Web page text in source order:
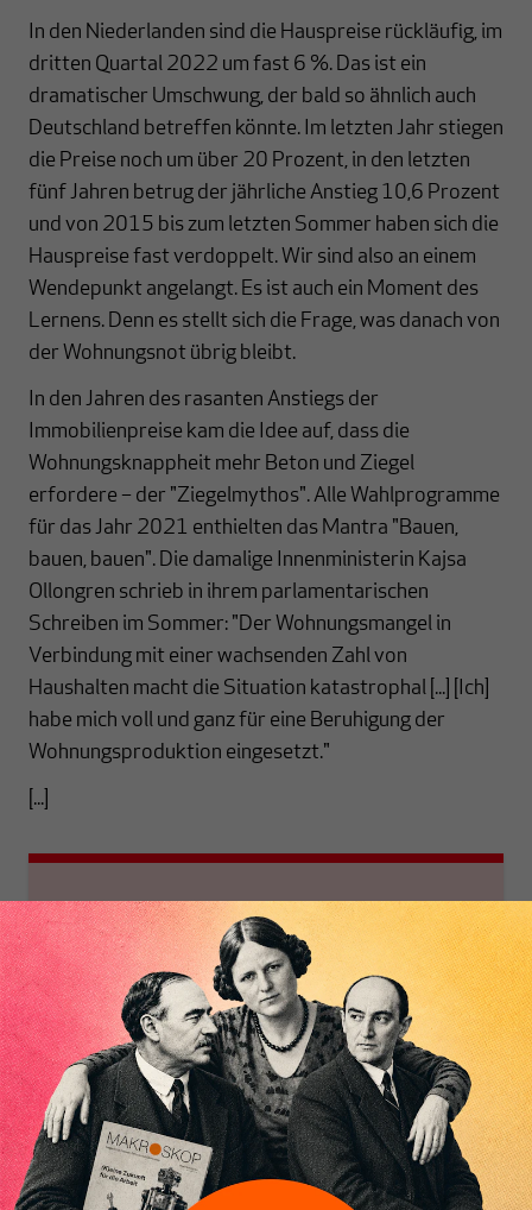
Inhaltsverzeichnis
In den Niederlanden sind die Hauspreise rückläufig, im
dritten Quartal 2022 um fast 6 %. Das ist ein
dramatischer Umschwung, der bald so ähnlich auch
Deutschland betreffen könnte. Im letzten Jahr stiegen
die Preise noch um über 20 Prozent, in den letzten
fünf Jahren betrug der jährliche Anstieg 10,6 Prozent
und von 2015 bis zum letzten Sommer haben sich die
Hauspreise fast verdoppelt. Wir sind also an einem
Wendepunkt angelangt. Es ist auch ein Moment des
Lernens. Denn es stellt sich die Frage, was danach von
der Wohnungsnot übrig bleibt.
In den Jahren des rasanten Anstiegs der
Immobilienpreise kam die Idee auf, dass die
Wohnungsknappheit mehr Beton und Ziegel
erfordere – der "Ziegelmythos". Alle Wahlprogramme
für das Jahr 2021 enthielten das Mantra "Bauen,
bauen, bauen". Die damalige Innenministerin Kajsa
Ollongren schrieb in ihrem parlamentarischen
Schreiben im Sommer: "Der Wohnungsmangel in
Verbindung mit einer wachsenden Zahl von
Haushalten macht die Situation katastrophal [...] [Ich]
habe mich voll und ganz für eine Beruhigung der
Wohnungsproduktion eingesetzt."
[...]
Es werde Licht!
Für alle Abonnenten
Das MAKROSKOP
Spotlight ist unser
exklusiver Scheinwerfer
auf einen Schwerpunkt,
den wir alle zwei Wochen
für unsere ABO+ Leser
und ausführlich. Eine
sinnstiftende Lektüre für
Ihre Samstage und
Sonntage.
Sie haben noch kein
Abo+? Dann werten Sie